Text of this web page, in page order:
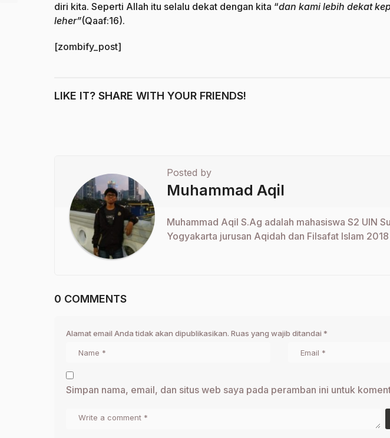
diri kita. Seperti Allah itu selalu dekat dengan kita “dan kami lebih dekat
leher”(Qaaf:16).
[zombify_post]
LIKE IT? SHARE WITH YOUR FRIENDS!
Posted by
Muhammad Aqil
Muhammad Aqil S.Ag adalah mahasiswa S2 UIN
Yogyakarta jurusan Aqidah dan Filsafat Islam 2018
0 COMMENTS
Alamat email Anda tidak akan dipublikasikan. Ruas yang wajib ditandai *
Simpan nama, email, dan situs web saya pada peramban ini untuk